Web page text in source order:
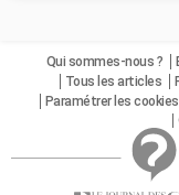
Qui sommes-nous ?
Tous les articles
Paramétrer les cookies